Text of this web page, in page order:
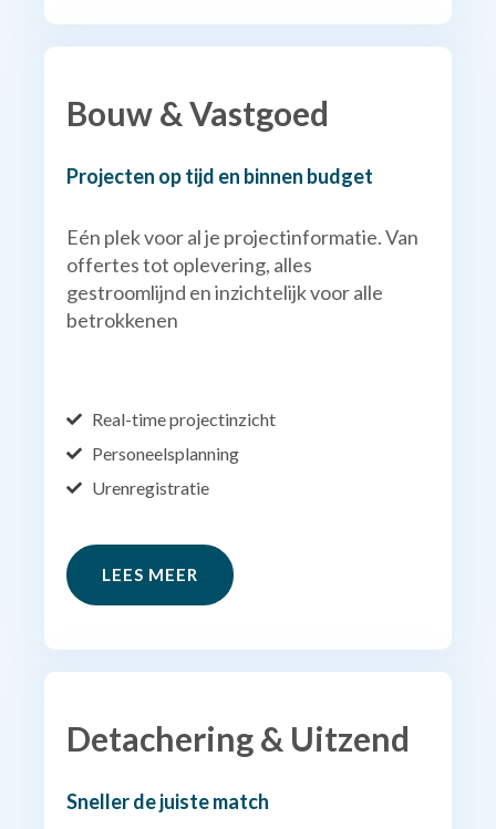
Bouw & Vastgoed
Projecten op tijd en binnen budget
Eén plek voor al je projectinformatie. Van
offertes tot oplevering, alles
gestroomlijnd en inzichtelijk voor alle
betrokkenen
Real-time projectinzicht
Personeelsplanning
Urenregistratie
LEES MEER
Detachering & Uitzend
Sneller de juiste match